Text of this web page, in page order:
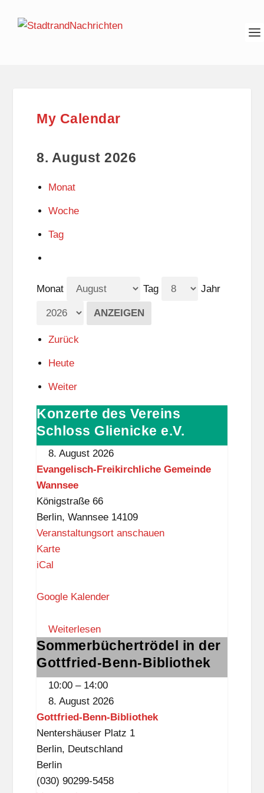
My Calendar
8. August 2026
Monat
Woche
Tag
Monat Tag Jahr
Zurück
Heute
Weiter
Konzerte
des
Vereins
Schloss
Glienicke
Konzerte des Vereins
Schloss Glienicke e.V.
8. August 2026
Evangelisch-Freikirchliche Gemeinde
Wannsee
Königstraße 66
Berlin,Wannsee 14109
Veranstaltungsort anschauen
KarteE
n
e
l
i
s
c
h
-
F
r
e
iCal
Google Kalender
Weiterlesen
Sommerbüchertrödel
in
der
Gottfried-
Benn-
Bibliothek
Sommerbüchertrödel in der
Gottfried-Benn-Bibliothek
10:00 – 14:00
8. August 2026
Gottfried-Benn-Bibliothek
Nentershäuser Platz 1
Berlin, Deutschland
Berlin
(030) 90299-5458